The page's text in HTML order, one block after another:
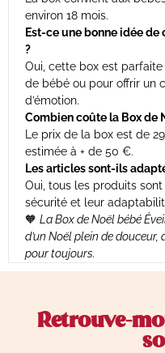
environ 18 mois.
Est-ce une bonne idée
?
Oui, cette box est
de bébé ou pour offrir un
d’émotion.
Combien coûte la Box de
Le prix de la box est de
estimée à + de 50 €.
Les articles sont-ils
Oui, tous les produits
sécurité et leur
🧡 La Box de Noël bébé
d’un Noël plein de
pour toujours.
Retrouve-